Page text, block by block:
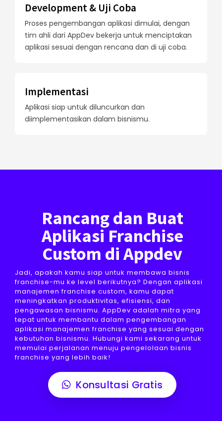
Development & Uji Coba
Proses pengembangan aplikasi dimulai, dengan
tim ahli dari AppDev bekerja untuk menciptakan
aplikasi sesuai dengan rencana dan di uji coba.
Implementasi
Aplikasi siap untuk diluncurkan dan
diimplementasikan dalam bisnismu.
Rancang dan Buat
Aplikasi Franchise
Custom di Appdev
Jadi, apakah kamu siap untuk membawa bisnis
franchise-mu ke level berikutnya? Dengan aplikasi
manajemen franchise custom, kamu dapat
meningkatkan produktivitas, efisiensi, dan
pengawasan bisnismu. AppDev adalah mitra yang
tepat untuk membantu dalam pengembangan
aplikasi manajemen franchise yang sesuai dengan
kebutuhan bisnismu. Hubungi kami sekarang untuk
memulai perjalanan menuju pengelolaan bisnis
franchise yang lebih baik!
Konsultasi Gratis